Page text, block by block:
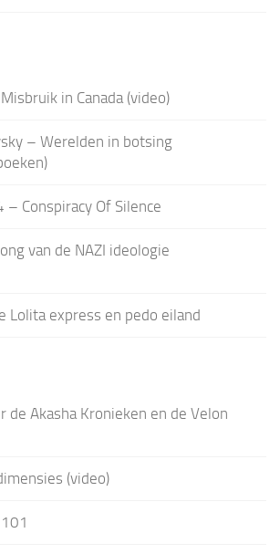
in Canada (video)
– Werelden in botsing
Conspiracy Of Silence
van de NAZI ideologie
Lolita express en pedo eiland
de Akasha Kronieken en de Velon
(video)